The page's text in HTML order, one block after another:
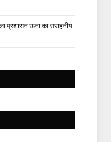
प्रशासन ऊना का सराहनीय